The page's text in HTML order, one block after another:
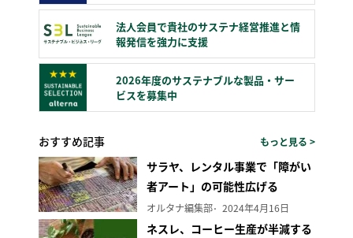
法人会員で貴社のサステナ経営推進と情
報発信を強力に支援
2026年度のサステナブルな製品・サー
ビスを募集中
おすすめ記事 もっと見る >
サラヤ、レンタル事業で「障がい
者アート」の可能性広げる
オルタナ編集部 2024年4月16日
ネスレ、コーヒー生産が半減する